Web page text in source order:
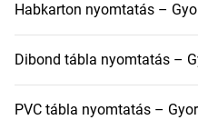
Habkarton nyomtatás –
Dibond tábla nyomtatás –
PVC tábla nyomtatás –